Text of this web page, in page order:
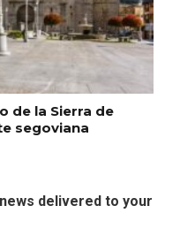
de la Sierra de
segoviana
delivered to your
en Moradillo de